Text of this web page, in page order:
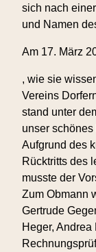
sich nach
und Namen
Am 17. März
R
e
f
e
r
r
a
l
s
u
b
, wie sie
Vereins
stand unter
unser schönes
Aufgrund des
Rücktritts des
musste der
Zum Obmann
Gertrude
Heger,